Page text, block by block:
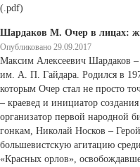
(.pdf)
Шардаков М. Очер в лицах:
Опубликовано 29.09.2017
Максим Алексеевич Шардаков –
им. А. П. Гайдара. Родился в
которым Очер стал не просто
– краевед и инициатор
организатор первой народной
гонкам, Николай Носков –
большевистскую агитацию
«Красных орлов»,